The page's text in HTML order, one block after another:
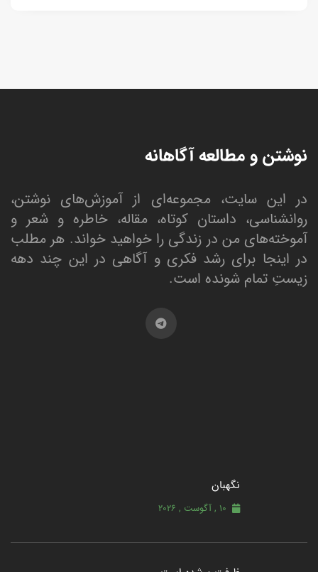
نوشتن و مطالعه آگاهانه
در این سایت، مجموعه‌ای از آموزش‌های نوشتن،
روانشناسی، داستان کوتاه، مقاله، خاطره و شعر و
آموخته‌های من در زندگی را خواهید خواند. هر مطلب
در اینجا برای رشد فکری و آگاهی در این چند دهه
زیستِ تمام شونده است.
نگهبان
10 , آگوست , 2026